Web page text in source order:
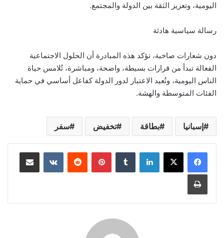
اليومية، وتعزيز الثقة بين الدولة والمجتمع.
رسالة سياسية هادئة
دون شعارات صاخبة، تؤكد هذه المبادرة أن الحلول الاجتماعية
الفعالة تبدأ من قرارات بسيطة، واضحة، ومباشرة، تُلامس حياة
الناس اليومية، وتُعيد الاعتبار لدور الدولة كفاعل أساسي في حماية
الفئات المتوسطة والهشة.
إسبانيا بطاقة تخفيض سفر
لينكدإن بينتيريست مشاركة عبر البريد
طباعة